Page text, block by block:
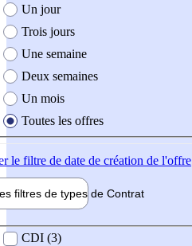
création de l'offre
Un jour
Trois jours
Une semaine
Deux semaines
Un mois
Toutes les offres
le filtre de date de création de l'offre
filtres de types de Contrat
contrat
CDI (3)